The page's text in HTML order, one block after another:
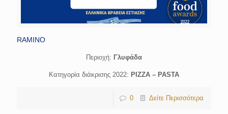
RAMINO
Περιοχή: Γλυφάδα
Κατηγορία διάκρισης 2022: PIZZA – PASTA
0 Δείτε Περισσότερα